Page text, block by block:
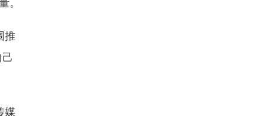
。
推
媒